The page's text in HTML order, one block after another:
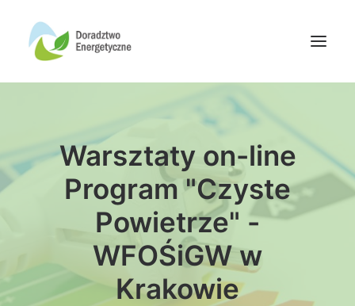
Aktualności
Wydarzenia
Oferta finansowania
Wiedza
Warsztaty on-line
Program "Czyste
Powietrze" -
WFOŚiGW w
Krakowie